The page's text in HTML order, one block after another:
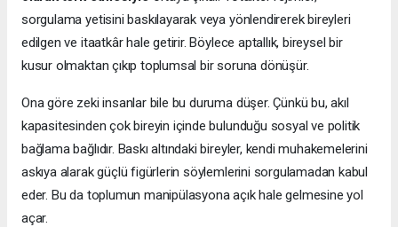
sorgulama yetisini baskılayarak veya yönlendirerek bireyleri
edilgen ve itaatkâr hale getirir. Böylece aptallık, bireysel bir
kusur olmaktan çıkıp toplumsal bir soruna dönüşür.
Ona göre zeki insanlar bile bu duruma düşer. Çünkü bu, akıl
kapasitesinden çok bireyin içinde bulunduğu sosyal ve politik
bağlama bağlıdır. Baskı altındaki bireyler, kendi muhakemelerini
askıya alarak güçlü figürlerin söylemlerini sorgulamadan kabul
eder. Bu da toplumun manipülasyona açık hale gelmesine yol
açar.